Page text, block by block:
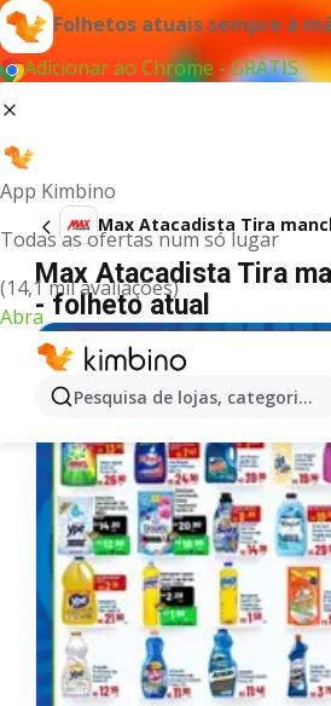
Folhetos atuais sempre à
Adicionar ao Chrome - GRÁTIS
App Kimbino
Todas as ofertas num só lugar
(14,1 mil avaliações)
Abra
Pesquisa de lojas,
Max Atacadista Tira
Max Atacadista Tira
- folheto atual